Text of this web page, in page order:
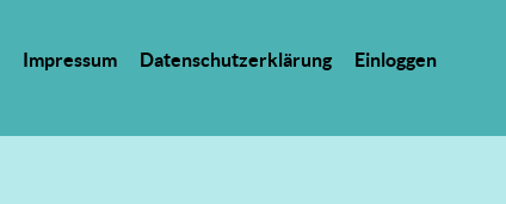
Impressum Datenschutzerklärung Einloggen